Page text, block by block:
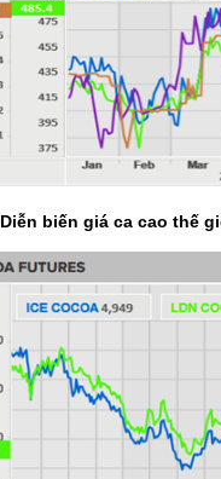
Diễn biến giá ca cao thế